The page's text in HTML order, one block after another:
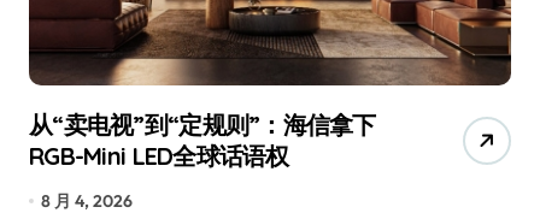
从“卖电视”到“定规则”：海信拿下
RGB-Mini LED全球话语权
8 月 4, 2026